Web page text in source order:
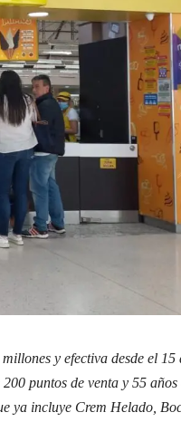
y efectiva desde el 15
puntos de venta y 55
ya incluye Crem Helado,